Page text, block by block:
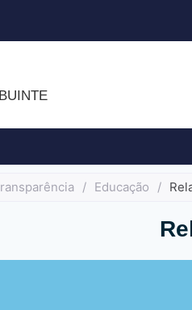
/ Educação /